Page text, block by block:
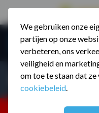
We gebruiken onze
partijen op onze
verbeteren, ons
veiligheid en
om toe te staan dat
cookiebeleid.
Ga naar de inhoud
Menu
Producten zoeken...
25% korting ivm